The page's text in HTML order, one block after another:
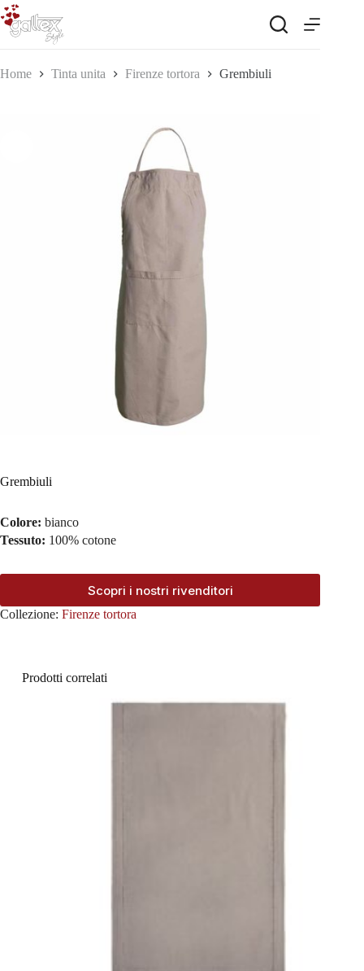
Salta
al
contenuto
Home Tinta unita Firenze tortora Grembiuli
Grembiuli
Colore: bianco
Tessuto: 100% cotone
Scopri i nostri rivenditori
Collezione: Firenze tortora
Prodotti correlati